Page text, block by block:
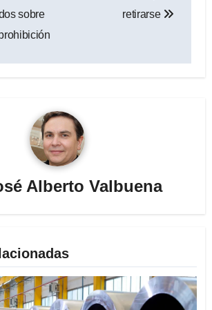
sobre
retirarse
Alberto Valbuena